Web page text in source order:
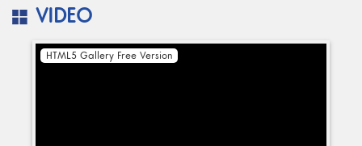
VIDEO
HTML5 Gallery Free Version